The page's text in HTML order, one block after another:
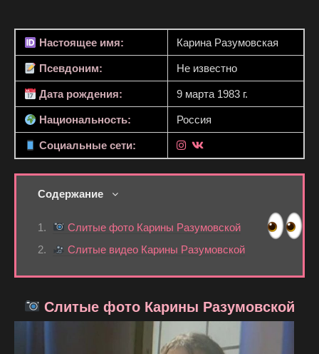
Настоящее имя: Карина Разумовская
Псевдоним: Не известно
Дата рождения: 9 марта 1983 г.
Национальность: Россия
Социальные сети:
Содержание
Слитые фото Карины Разумовской
Слитые видео Карины Разумовской
Слитые фото Карины Разумовской